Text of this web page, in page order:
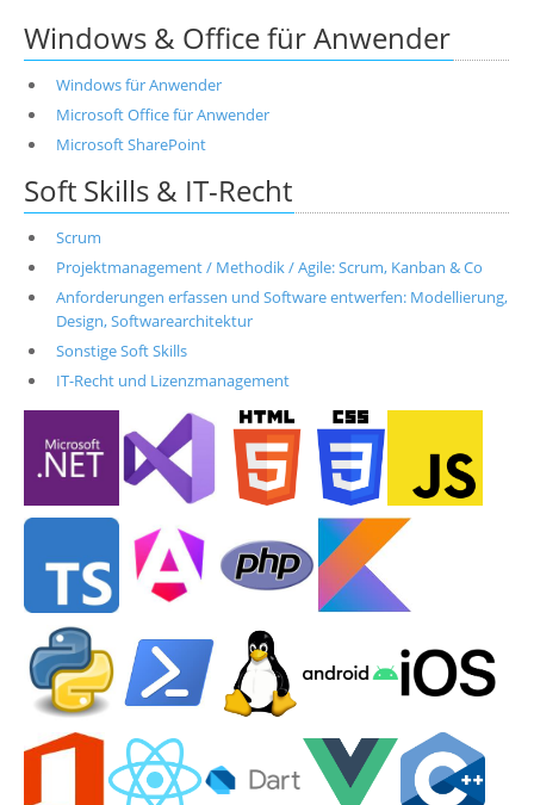
Windows & Office für Anwender
Windows für Anwender
Microsoft Office für Anwender
Microsoft SharePoint
Soft Skills & IT-Recht
Scrum
Projektmanagement / Methodik / Agile: Scrum, Kanban & Co
Anforderungen erfassen und Software entwerfen: Modellierung,
Design, Softwarearchitektur
Sonstige Soft Skills
IT-Recht und Lizenzmanagement